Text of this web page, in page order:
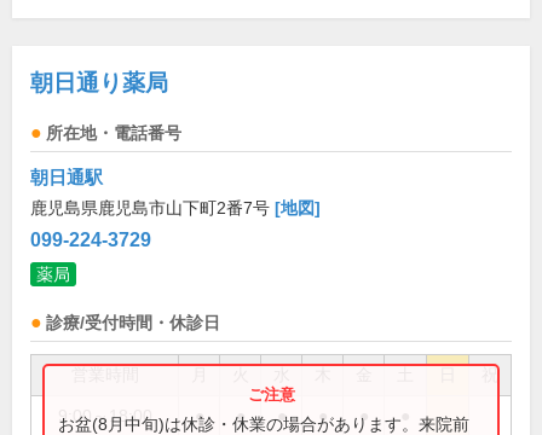
朝日通り薬局
所在地・電話番号
朝日通駅
鹿児島県鹿児島市山下町2番7号 [地図]
099-224-3729
薬局
診療/受付時間・休診日
祝
9:00～18:00 ● ● ● ● ●
お盆(8月中旬)は休診・休業の場合があります。来院前